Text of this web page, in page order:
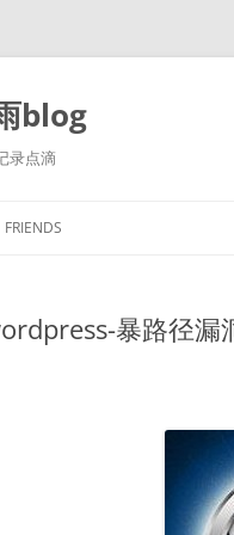
blog
录点滴
FRIENDS
暴路径漏